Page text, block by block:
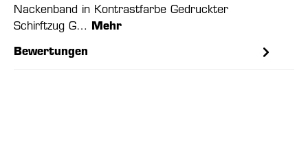
Nackenband in Kontrastfarbe Gedruckter
Schirftzug G…
Mehr
Bewertungen